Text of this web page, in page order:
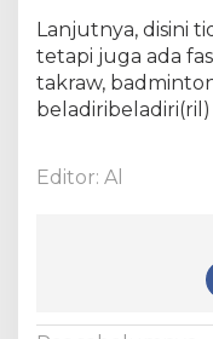
2
0
2
3
Lanjutnya, disini
tetapi juga ada
takraw,
beladiribeladiri(ril)
Editor: Al